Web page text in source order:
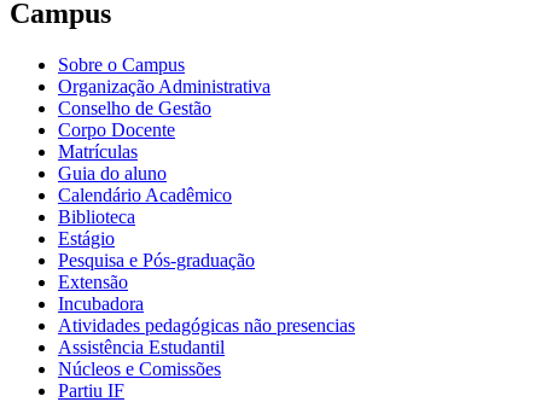
Campus
Sobre o Campus
Organização Administrativa
Conselho de Gestão
Corpo Docente
Matrículas
Guia do aluno
Calendário Acadêmico
Biblioteca
Estágio
Pesquisa e Pós-graduação
Extensão
Incubadora
Atividades pedagógicas não presencias
Assistência Estudantil
Núcleos e Comissões
Partiu IF